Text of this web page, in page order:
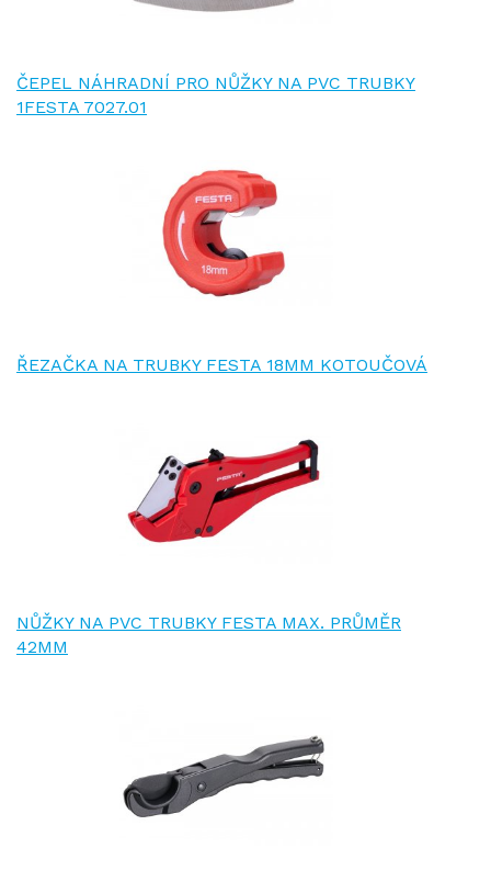
ČEPEL NÁHRADNÍ PRO NŮŽKY NA PVC TRUBKY
1FESTA 7027.01
ŘEZAČKA NA TRUBKY FESTA 18MM KOTOUČOVÁ
NŮŽKY NA PVC TRUBKY FESTA MAX. PRŮMĚR
42MM